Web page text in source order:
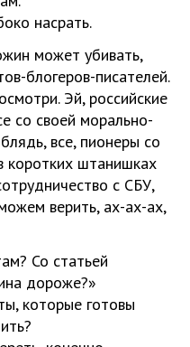
насрать.
может убивать,
блогеров-писателей.
Эй, российские
со своей морально-
все, пионеры со
коротких штанишках
с СБУ,
верить, ах-ах-ах,
Со статьей
дороже?»
которые готовы